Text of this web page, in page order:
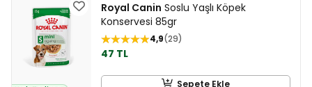
Royal Canin Soslu Yaşlı Köpek
Konservesi 85gr
4,9 29
47 TL
Sepete Ekle